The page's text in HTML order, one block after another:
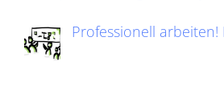
Professionell arbeiten!